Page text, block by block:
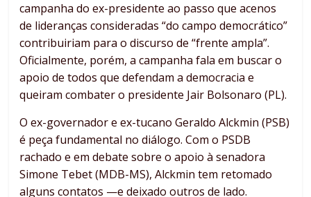
campanha do ex-presidente ao passo que acenos
de lideranças consideradas “do campo democrático”
contribuiriam para o discurso de “frente ampla”.
Oficialmente, porém, a campanha fala em buscar o
apoio de todos que defendam a democracia e
queiram combater o presidente Jair Bolsonaro (PL).
O ex-governador e ex-tucano Geraldo Alckmin (PSB)
é peça fundamental no diálogo. Com o PSDB
rachado e em debate sobre o apoio à senadora
Simone Tebet (MDB-MS), Alckmin tem retomado
alguns contatos —e deixado outros de lado.